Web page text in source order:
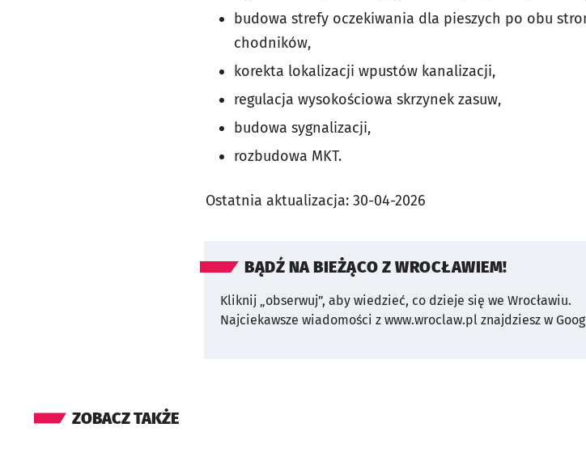
budowa strefy oczekiwania dla pieszych po obu
chodników,
korekta lokalizacji wpustów kanalizacji,
regulacja wysokościowa skrzynek zasuw,
budowa sygnalizacji,
rozbudowa MKT.
Ostatnia aktualizacja: 30-04-2026
BĄDŹ NA BIEŻĄCO Z WROCŁAWIEM!
Kliknij „obserwuj”, aby wiedzieć, co dzieje się we Wrocławiu.
Najciekawsze wiadomości z www.wroclaw.pl znajdziesz w
ZOBACZ TAKŻE